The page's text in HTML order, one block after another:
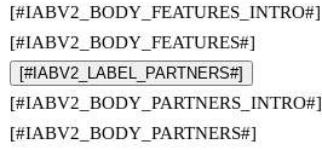
[#IABV2_BODY_FEATURES_INTRO#]
[#IABV2_BODY_FEATURES#]
[#IABV2_LABEL_PARTNERS#]
[#IABV2_BODY_PARTNERS_INTRO#]
[#IABV2_BODY_PARTNERS#]